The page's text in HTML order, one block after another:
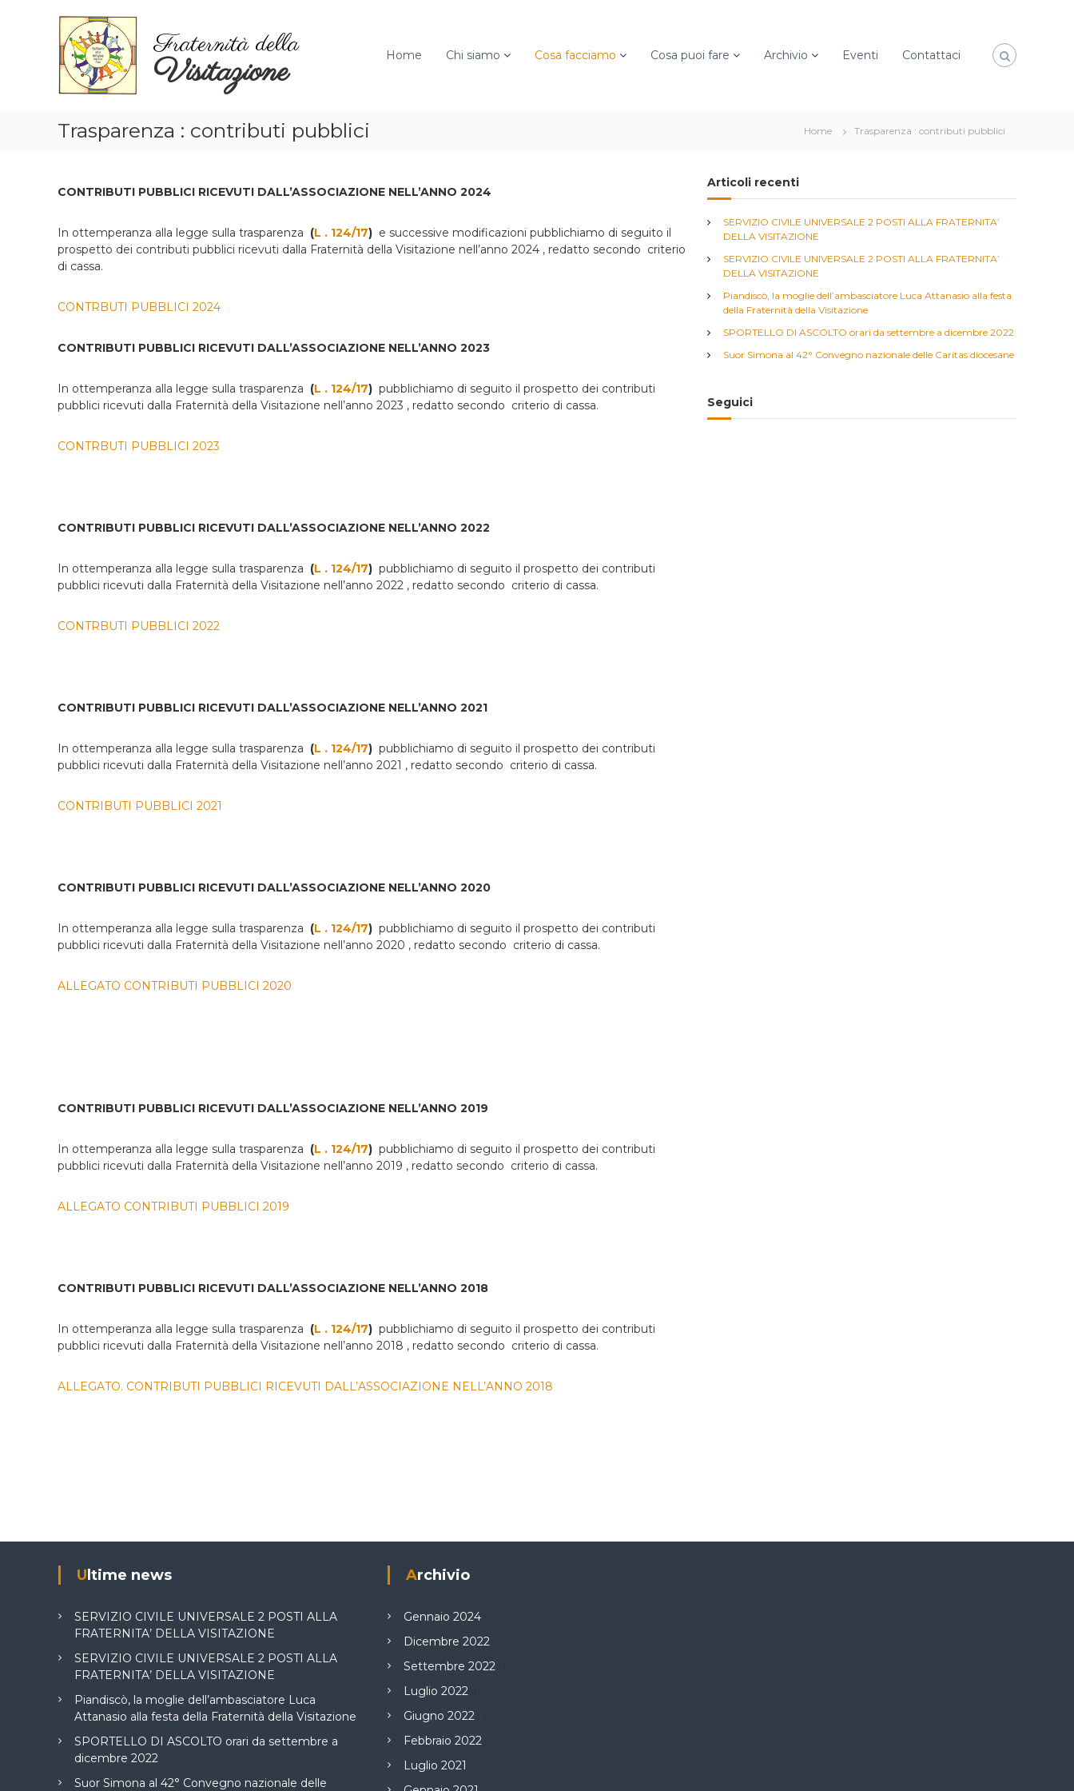
Fraternità della
Visitazione Home Chi siamo Cosa facciamo Cosa puoi fare Archivio Eventi Contattaci
Trasparenza : contributi pubblici Home Trasparenza : contributi pubblici
CONTRIBUTI PUBBLICI RICEVUTI DALL’ASSOCIAZIONE NELL’ANNO 2024
In ottemperanza alla legge sulla trasparenza (L . 124/17) e successive modificazioni pubblichiamo di seguito il
prospetto dei contributi pubblici ricevuti dalla Fraternità della Visitazione nell’anno 2024 , redatto secondo criterio
di cassa.
CONTRBUTI PUBBLICI 2024
CONTRIBUTI PUBBLICI RICEVUTI DALL’ASSOCIAZIONE NELL’ANNO 2023
In ottemperanza alla legge sulla trasparenza (L . 124/17) pubblichiamo di seguito il prospetto dei contributi
pubblici ricevuti dalla Fraternità della Visitazione nell’anno 2023 , redatto secondo criterio di cassa.
CONTRBUTI PUBBLICI 2023
CONTRIBUTI PUBBLICI RICEVUTI DALL’ASSOCIAZIONE NELL’ANNO 2022
In ottemperanza alla legge sulla trasparenza (L . 124/17) pubblichiamo di seguito il prospetto dei contributi
pubblici ricevuti dalla Fraternità della Visitazione nell’anno 2022 , redatto secondo criterio di cassa.
CONTRBUTI PUBBLICI 2022
CONTRIBUTI PUBBLICI RICEVUTI DALL’ASSOCIAZIONE NELL’ANNO 2021
In ottemperanza alla legge sulla trasparenza (L . 124/17) pubblichiamo di seguito il prospetto dei contributi
pubblici ricevuti dalla Fraternità della Visitazione nell’anno 2021 , redatto secondo criterio di cassa.
CONTRIBUTI PUBBLICI 2021
CONTRIBUTI PUBBLICI RICEVUTI DALL’ASSOCIAZIONE NELL’ANNO 2020
In ottemperanza alla legge sulla trasparenza (L . 124/17) pubblichiamo di seguito il prospetto dei contributi
pubblici ricevuti dalla Fraternità della Visitazione nell’anno 2020 , redatto secondo criterio di cassa.
ALLEGATO CONTRIBUTI PUBBLICI 2020
CONTRIBUTI PUBBLICI RICEVUTI DALL’ASSOCIAZIONE NELL’ANNO 2019
In ottemperanza alla legge sulla trasparenza (L . 124/17) pubblichiamo di seguito il prospetto dei contributi
pubblici ricevuti dalla Fraternità della Visitazione nell’anno 2019 , redatto secondo criterio di cassa.
ALLEGATO CONTRIBUTI PUBBLICI 2019
CONTRIBUTI PUBBLICI RICEVUTI DALL’ASSOCIAZIONE NELL’ANNO 2018
In ottemperanza alla legge sulla trasparenza (L . 124/17) pubblichiamo di seguito il prospetto dei contributi
pubblici ricevuti dalla Fraternità della Visitazione nell’anno 2018 , redatto secondo criterio di cassa.
ALLEGATO. CONTRIBUTI PUBBLICI RICEVUTI DALL’ASSOCIAZIONE NELL’ANNO 2018
Articoli recenti
SERVIZIO CIVILE UNIVERSALE 2 POSTI ALLA FRATERNITA’
DELLA VISITAZIONE
SERVIZIO CIVILE UNIVERSALE 2 POSTI ALLA FRATERNITA’
DELLA VISITAZIONE
Piandiscò, la moglie dell’ambasciatore Luca Attanasio alla festa
della Fraternità della Visitazione
SPORTELLO DI ASCOLTO orari da settembre a dicembre 2022
Suor Simona al 42° Convegno nazionale delle Caritas diocesane
Seguici
Ultime news
SERVIZIO CIVILE UNIVERSALE 2 POSTI ALLA
FRATERNITA’ DELLA VISITAZIONE
SERVIZIO CIVILE UNIVERSALE 2 POSTI ALLA
FRATERNITA’ DELLA VISITAZIONE
Piandiscò, la moglie dell’ambasciatore Luca
Attanasio alla festa della Fraternità della Visitazione
SPORTELLO DI ASCOLTO orari da settembre a
dicembre 2022
Suor Simona al 42° Convegno nazionale delle
Archivio
Gennaio 2024
Dicembre 2022
Settembre 2022
Luglio 2022
Giugno 2022
Febbraio 2022
Luglio 2021